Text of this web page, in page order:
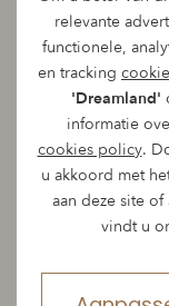
relevante
functionele,
en tracking
'Dreamland'
informatie
cookies policy.
u akkoord met
aan deze site of
vindt u
Sana Plus
De Nox Sana
3 cm Talalay/
comforttypes
gemaakt van